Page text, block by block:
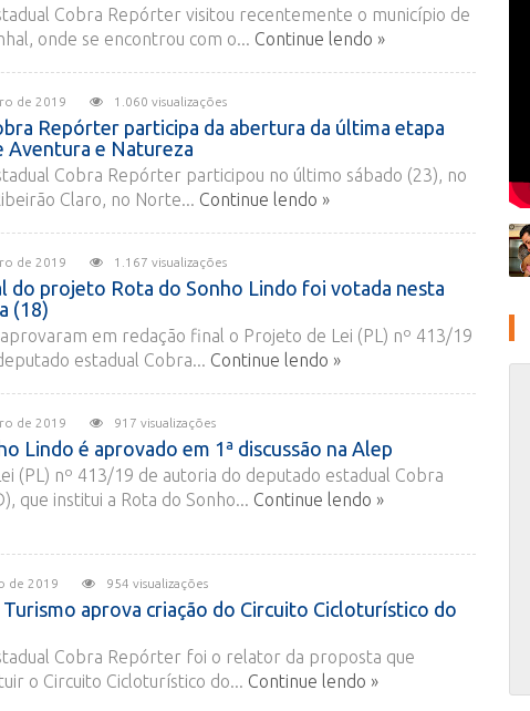
Cobra Repórter visitou recentemente o município de
onde se encontrou com o... Continue lendo »
de 2019 1.060 visualizações
Repórter participa da abertura da última etapa
Aventura e Natureza
Cobra Repórter participou no último sábado (23), no
Claro, no Norte... Continue lendo »
de 2019 1.167 visualizações
do projeto Rota do Sonho Lindo foi votada nesta
(18)
em redação final o Projeto de Lei (PL) nº 413/19
estadual Cobra... Continue lendo »
de 2019 917 visualizações
Lindo é aprovado em 1ª discussão na Alep
(PL) nº 413/19 de autoria do deputado estadual Cobra
que institui a Rota do Sonho... Continue lendo »
de 2019 954 visualizações
Turismo aprova criação do Circuito Cicloturístico do
Cobra Repórter foi o relator da proposta que
o Circuito Cicloturístico do... Continue lendo »